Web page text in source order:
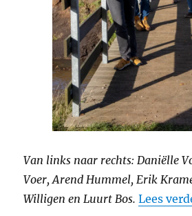
Van links naar rechts: Daniëlle
Voer, Arend Hummel, Erik
Willigen en Luurt Bos. Lees